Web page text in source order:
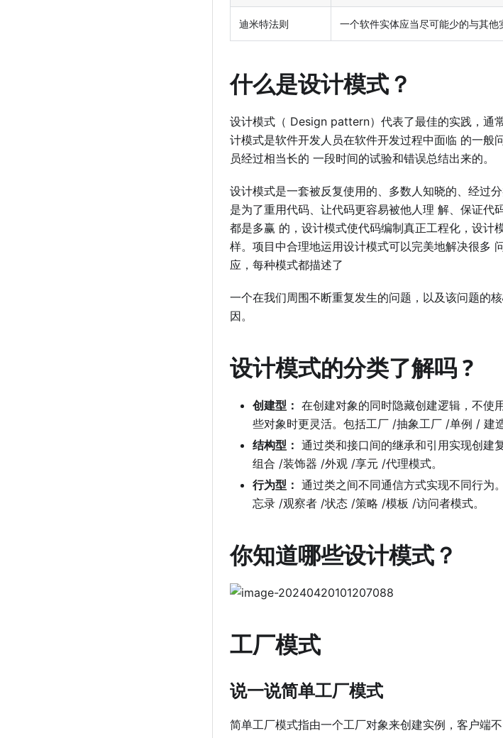
迪米特法则 一个软件实体应当尽可能少的与其他
什么是设计模式？
设计模式（ Design pattern）代表了最佳的实践，通
计模式是软件开发⼈员在软件开发过程中⾯临 的⼀般
员经过相当⻓的 ⼀段时间的试验和错误总结出来的。
设计模式是⼀套被反复使⽤的、多数⼈知晓的、经过
是为了重⽤代码、让代码更容易被他⼈理 解、保证
都是多赢 的，设计模式使代码编制真正⼯程化，设计
样。项⽬中合理地运⽤设计模式可以完美地解决很多
应，每种模式都描述了
⼀个在我们周围不断重复发⽣的问题，以及该问题的
因。
设计模式的分类了解吗 ?
创建型： 在创建对象的同时隐藏创建逻辑，不使
些对象时更灵活。包括⼯⼚ /抽象⼯⼚ /单例 / 建
结构型： 通过类和接⼝间的继承和引⽤实现创
组合 /装饰器 /外观 /享元 /代理模式。
⾏为型： 通过类之间不同通信⽅式实现不同⾏
忘录 /观察者 /状态 /策略 /模板 /访问者模式。
你知道哪些设计模式？
⼯⼚模式
说⼀说简单⼯⼚模式
简单⼯⼚模式指由⼀个⼯⼚对象来创建实例，客户端